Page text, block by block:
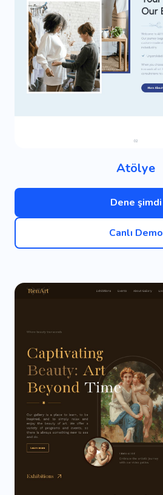
Atölye
Dene şimdi
Canlı Demo